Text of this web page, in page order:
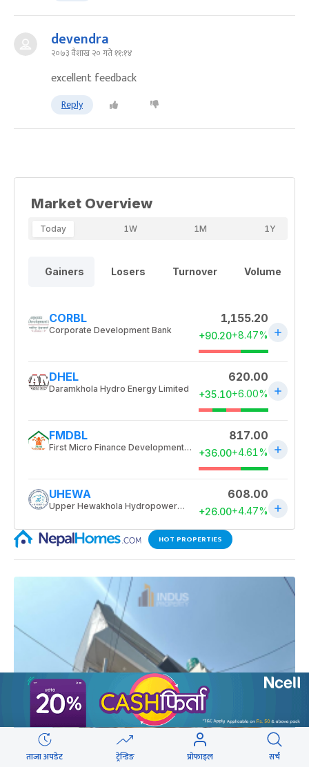
devendra
२०७३ वैशाख २० गते ११:१४
excellent feedback
Reply
HOT PROPERTIES
ताजा अपडेट ट्रेन्डिङ प्रोफाइल सर्च